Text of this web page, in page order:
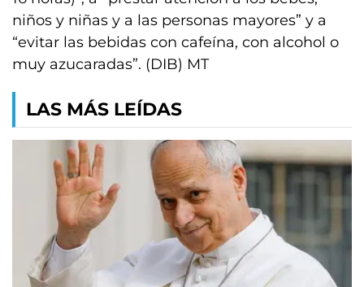
niños y niñas y a las personas mayores” y a
“evitar las bebidas con cafeína, con alcohol o
muy azucaradas”. (DIB) MT
LAS MÁS LEÍDAS